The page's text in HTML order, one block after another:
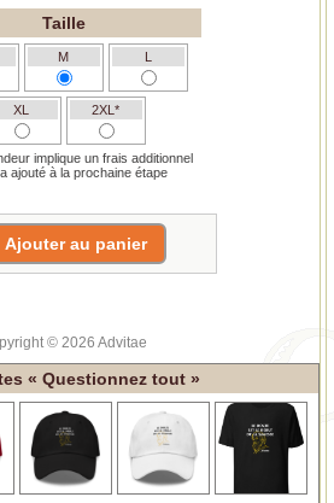
Taille
M L
XL 2XL*
implique un frais additionnel
ajouté à la prochaine étape
© 2026 Advitae
« Questionnez tout »